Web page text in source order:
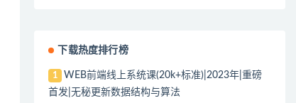
下载热度排行榜
1
WEB前端线上系统课(20k+标准)|2023年|重磅
首发|无秘更新数据结构与算法